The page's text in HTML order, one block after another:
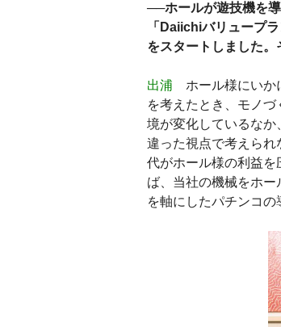
──ホールが遊技機を
「Daiichiバリュープ
をスタートしました。
出浦 ホール様にいか
を考えたとき、モノ
境が変化しているな
違った視点で考えら
代がホール様の利益
ば、当社の機械をホ
を軸にしたパチンコの